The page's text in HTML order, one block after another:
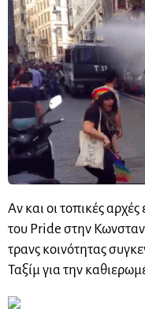
Αν και οι τοπικές
του Pride στην
τρανς κοινότητας
Ταξίμ για την